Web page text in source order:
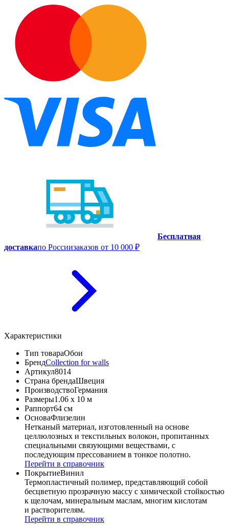
Бесплатная
доставкапо Россиизаказов от 10 000 ₽
Характеристики
Тип товараОбои
БрендCollection for walls
Артикул8014
Страна брендаШвеция
ПроизводствоГермания
Размеры1.06 x 10 м
Раппорт64 см
ОсноваФлизелин
Нетканый материал, изготовленный на основе
целлюлозных и текстильных волокон, пропитанных
специальными связующими веществами, с
последующим прессованием в тонкое полотно.
Перейти в справочник
ПокрытиеВинил
Термопластичный полимер, представляющий собой
бесцветную прозрачную массу с химической стойкостью
к щелочам, минеральным маслам, многим кислотам
и растворителям.
Перейти в справочник